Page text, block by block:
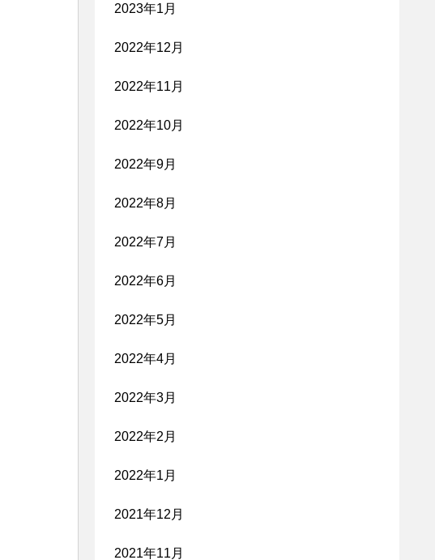
2023年1月
2022年12月
2022年11月
2022年10月
2022年9月
2022年8月
2022年7月
2022年6月
2022年5月
2022年4月
2022年3月
2022年2月
2022年1月
2021年12月
2021年11月